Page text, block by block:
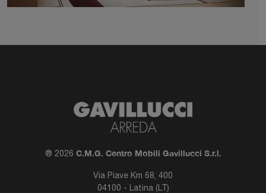
® 2026 C.M.G. Centro Mobili Gavillucci S.r.l.
Via Piave Km 68, 400
04100 - Latina (LT)